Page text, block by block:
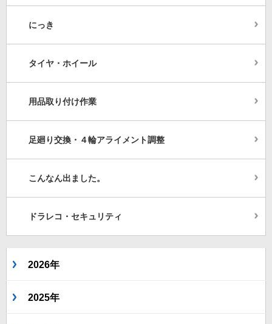
にっき
タイヤ・ホイール
用品取り付け作業
足廻り交換・４輪アライメント調整
こんなん出ました。
ドラレコ・セキュリティ
2026年
2025年